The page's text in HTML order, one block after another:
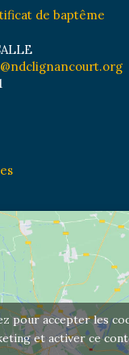
de baptême
pour accepter les
et activer ce